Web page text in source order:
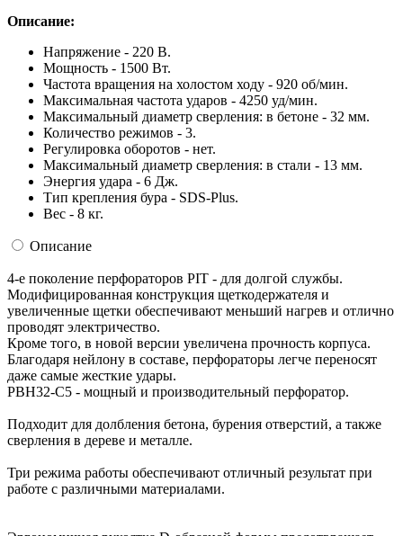
Описание:
Напряжение - 220 В.
Мощность - 1500 Вт.
Частота вращения на холостом ходу - 920 об/мин.
Максимальная частота ударов - 4250 уд/мин.
Максимальный диаметр сверления: в бетоне - 32 мм.
Количество режимов - 3.
Регулировка оборотов - нет.
Максимальный диаметр сверления: в стали - 13 мм.
Энергия удара - 6 Дж.
Тип крепления бура - SDS-Plus.
Вес - 8 кг.
Описание
4-е поколение перфораторов PIT - для долгой службы.
Модифицированная конструкция щеткодержателя и
увеличенные щетки обеспечивают меньший нагрев и отлично
проводят электричество.
Кроме того, в новой версии увеличена прочность корпуса.
Благодаря нейлону в составе, перфораторы легче переносят
даже самые жесткие удары.
PBH32-C5 - мощный и производительный перфоратор.
Подходит для долбления бетона, бурения отверстий, а также
сверления в дереве и металле.
Три режима работы обеспечивают отличный результат при
работе с различными материалами.